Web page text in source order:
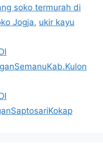
soko termurah di
Jogja, ukir kayu